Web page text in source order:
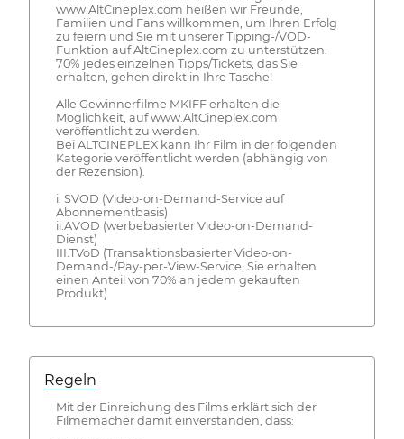
www.AltCineplex.com heißen wir Freunde,
Familien und Fans willkommen, um Ihren Erfolg
zu feiern und Sie mit unserer Tipping-/VOD-
Funktion auf AltCineplex.com zu unterstützen.
70% jedes einzelnen Tipps/Tickets, das Sie
erhalten, gehen direkt in Ihre Tasche!
Alle Gewinnerfilme MKIFF erhalten die
Möglichkeit, auf www.AltCineplex.com
veröffentlicht zu werden.
Bei ALTCINEPLEX kann Ihr Film in der folgenden
Kategorie veröffentlicht werden (abhängig von
der Rezension).
i. SVOD (Video-on-Demand-Service auf
Abonnementbasis)
ii.AVOD (werbebasierter Video-on-Demand-
Dienst)
III.TVoD (Transaktionsbasierter Video-on-
Demand-/Pay-per-View-Service, Sie erhalten
einen Anteil von 70% an jedem gekauften
Produkt)
Regeln
Mit der Einreichung des Films erklärt sich der
Filmemacher damit einverstanden, dass: